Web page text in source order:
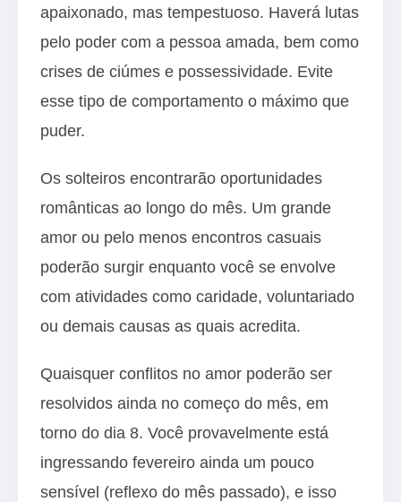
apaixonado, mas tempestuoso. Haverá lutas
pelo poder com a pessoa amada, bem como
crises de ciúmes e possessividade. Evite
esse tipo de comportamento o máximo que
puder.
Os solteiros encontrarão oportunidades
românticas ao longo do mês. Um grande
amor ou pelo menos encontros casuais
poderão surgir enquanto você se envolve
com atividades como caridade, voluntariado
ou demais causas as quais acredita.
Quaisquer conflitos no amor poderão ser
resolvidos ainda no começo do mês, em
torno do dia 8. Você provavelmente está
ingressando fevereiro ainda um pouco
sensível (reflexo do mês passado), e isso